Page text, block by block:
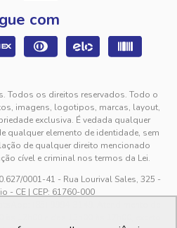
com
Todos os direitos reservados. Todo o
imagens, logotipos, marcas, layout,
exclusiva. É vedada qualquer
qualquer elemento de identidade, sem
de qualquer direito mencionado
cível e criminal nos termos da Lei.
0001-41 - Rua Lourival Sales, 325 -
- CE | CEP: 61760-000